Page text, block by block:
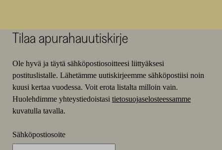
Tilaa apurahauutiskirje
Ole hyvä ja täytä sähköpostiosoitteesi liittyäksesi
postituslistalle. Lähetämme uutiskirjeemme sähköpostiisi noin
kuusi kertaa vuodessa. Voit erota listalta milloin vain.
Huolehdimme yhteystiedoistasi tietosuojaselosteessamme
kuvatulla tavalla.
Sähköpostiosoite